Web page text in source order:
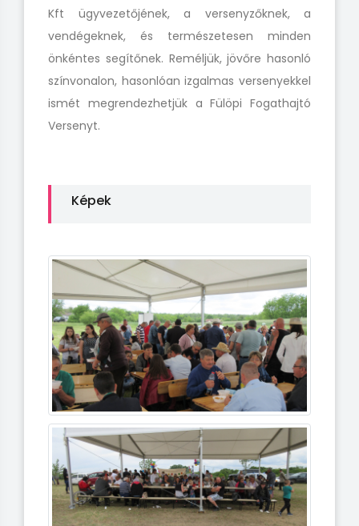
Kft ügyvezetőjének, a versenyzőknek, a
vendégeknek, és természetesen minden
önkéntes segítőnek. Reméljük, jövőre hasonló
színvonalon, hasonlóan izgalmas versenyekkel
ismét megrendezhetjük a Fülöpi Fogathajtó
Versenyt.
Képek